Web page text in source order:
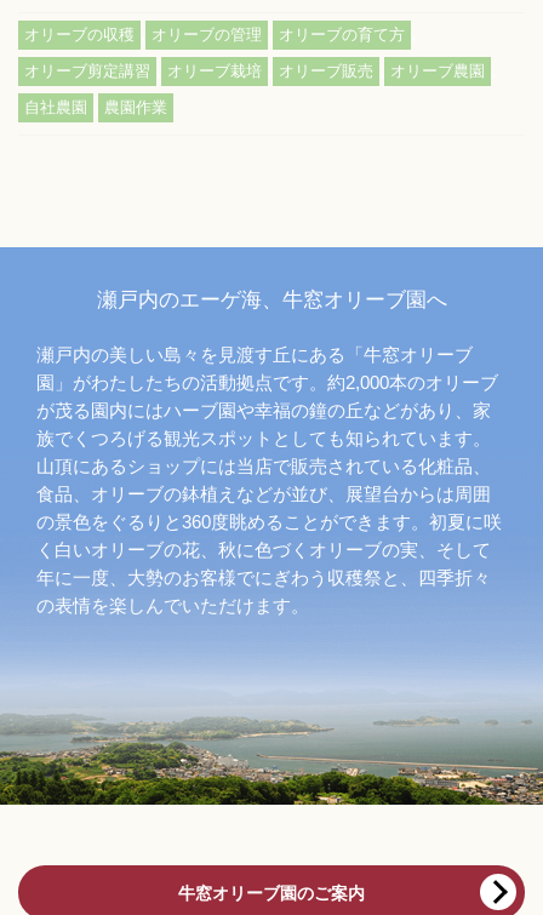
オリーブの収穫 オリーブの管理 オリーブの育て方
オリーブ剪定講習 オリーブ栽培 オリーブ販売 オリーブ農園
自社農園 農園作業
瀬戸内のエーゲ海、牛窓オリーブ園へ
瀬戸内の美しい島々を見渡す丘にある「牛窓オリーブ
園」がわたしたちの活動拠点です。約2,000本のオリーブ
が茂る園内にはハーブ園や幸福の鐘の丘などがあり、家
族でくつろげる観光スポットとしても知られています。
山頂にあるショップには当店で販売されている化粧品、
食品、オリーブの鉢植えなどが並び、展望台からは周囲
の景色をぐるりと360度眺めることができます。初夏に咲
く白いオリーブの花、秋に色づくオリーブの実、そして
年に一度、大勢のお客様でにぎわう収穫祭と、四季折々
の表情を楽しんでいただけます。
牛窓オリーブ園のご案内